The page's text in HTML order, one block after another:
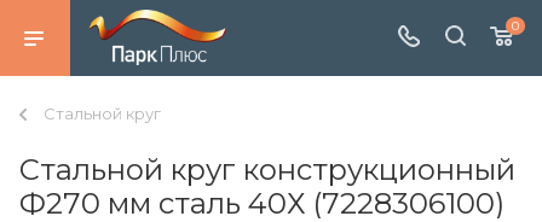
0
Стальной круг
Стальной круг конструкционный
Ф270 мм сталь 40Х (7228306100)